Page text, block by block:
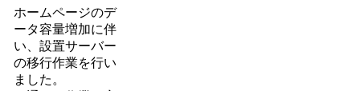
ホームページのデ
ータ容量増加に伴
い、設置サーバー
の移行作業を行い
ました。